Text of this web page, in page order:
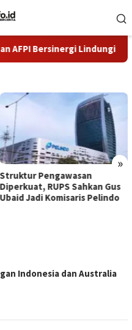
Bersinergi Lindungi
»
Pengawasan
RUPS Sahkan Gus
Komisaris Pelindo
Indonesia dan Australia